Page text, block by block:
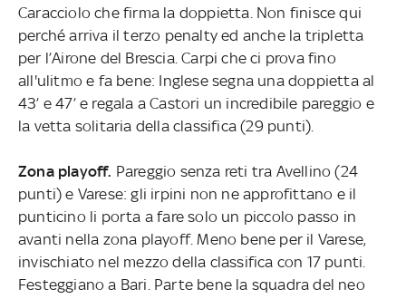
Caracciolo che firma la doppietta. Non finisce qui
perché arriva il terzo penalty ed anche la tripletta
per l’Airone del Brescia. Carpi che ci prova fino
all'ulitmo e fa bene: Inglese segna una doppietta al
43’ e 47’ e regala a Castori un incredibile pareggio e
la vetta solitaria della classifica (29 punti).
Zona playoff. Pareggio senza reti tra Avellino (24
punti) e Varese: gli irpini non ne approfittano e il
punticino li porta a fare solo un piccolo passo in
avanti nella zona playoff. Meno bene per il Varese,
invischiato nel mezzo della classifica con 17 punti.
Festeggiano a Bari. Parte bene la squadra del neo